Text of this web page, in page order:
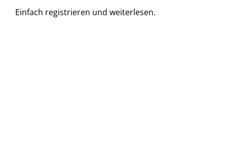
Einfach registrieren und weiterlesen.